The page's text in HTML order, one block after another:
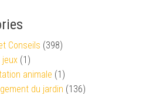
Conseils (398)
jeux (1)
animale (1)
du jardin (136)